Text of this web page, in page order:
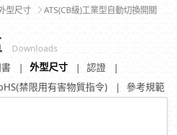
型尺寸 ATS(CB級)工業型自動切換開關
Downloads
外型尺寸
認證
禁限用有害物質指令) 參考規範